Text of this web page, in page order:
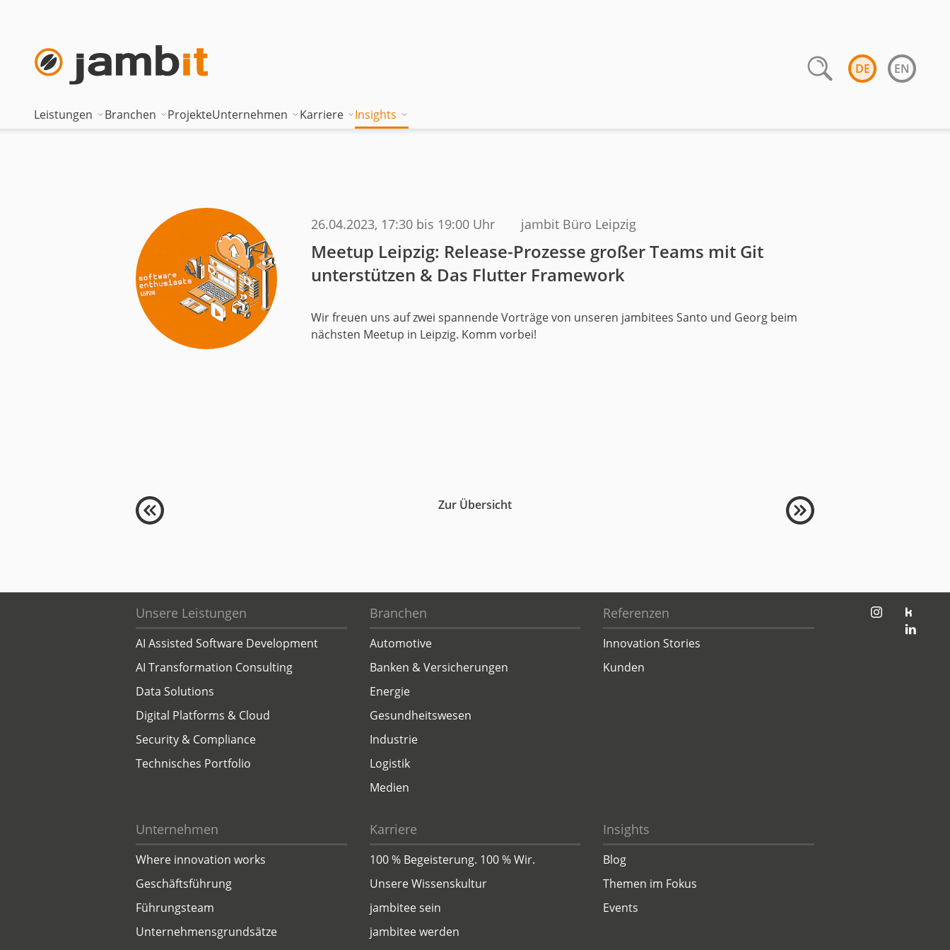
DE EN
Leistungen
AI Transformation Consulting
AI Assisted Development
Security & Compliance
Technisches Portfolio
Branchen
Automotive
Gesundheitswesen
Industrie
Logistik
ProjekteUnternehmen
Where innovation works
Standorte
Nearshoring Armenien
Unternehmensgrundsätze
Code of Conduct
Karriere
Unsere Wissenskultur
Insights
Blog
26.04.2023, 17:30 bis 19:00 Uhr jambit Büro Leipzig
Meetup Leipzig: Release-Prozesse großer Teams mit Git
unterstützen & Das Flutter Framework
Wir freuen uns auf zwei spannende Vorträge von unseren jambitees Santo und Georg beim
nächsten Meetup in Leipzig. Komm vorbei!
Zur Übersicht
Unsere Leistungen
AI Assisted Software Development
AI Transformation Consulting
Data Solutions
Digital Platforms & Cloud
Security & Compliance
Technisches Portfolio
Branchen
Automotive
Banken & Versicherungen
Energie
Gesundheitswesen
Industrie
Logistik
Medien
Referenzen
Innovation Stories
Kunden
Unternehmen
Where innovation works
Geschäftsführung
Führungsteam
Unternehmensgrundsätze
Karriere
100 % Begeisterung. 100 % Wir.
Unsere Wissenskultur
jambitee sein
jambitee werden
Insights
Blog
Themen im Fokus
Events
jambit auf instagramjambit auf kununu
jambit auf linkedin